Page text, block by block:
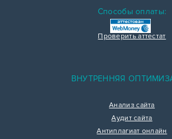
Способы оплаты:
Проверить аттестат
ВНУТРЕННЯЯ
Анализ сайта
Аудит сайта
Антиплагиат онлайн